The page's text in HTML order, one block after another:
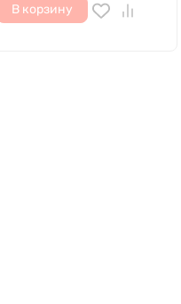
В корзину